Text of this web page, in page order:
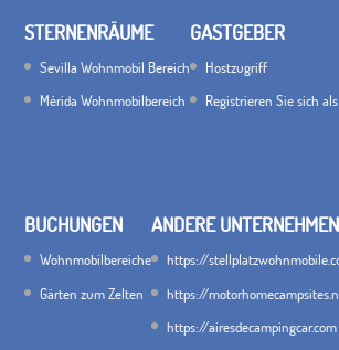
STERNENRÄUME
Sevilla Wohnmobil Bereich
Mérida Wohnmobilbereich
GASTGEBER
Hostzugriff
Registrieren Sie sich
BUCHUNGEN
Wohnmobilbereiche
Gärten zum Zelten
ANDERE
https://
https://
https://airesdecampingcar.com